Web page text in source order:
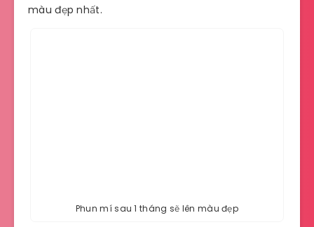
màu đẹp nhất.
Phun mí sau 1 tháng sẽ lên màu đẹp